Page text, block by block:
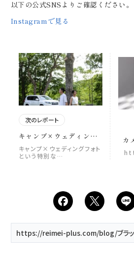
以下の公式SNSよりご確認ください。
Instagramで見る
次のレポート
キャンプ×ウェディング
フォトという特別なかた
ち🏕️ 1日の中で、こんな
ュラルなホワイトドレ
ス。 3着目は、おふたり
らしいキャンプスタイル
1日でも、 衣装が変わる
だけで空気まで変わっ
て。 ひとつの撮影で、こ
キャンプ×ウェディングフォト
という特別な…
カ
て
て
ア
な
マ
誰
う
https://reimei-plus.com/blog/ブラッ